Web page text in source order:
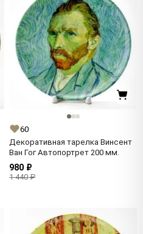
60
Декоративная тарелка Винсент
Ван Гог Автопортрет 200 мм.
980 ₽
1 440 ₽